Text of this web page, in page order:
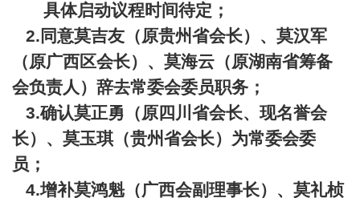
具体启动议程时间待定；
2. 同意莫吉友（原贵州省会长）、莫汉军
（原广西区会长）、莫海云（原湖南省筹备
会负责人）辞去常委会委员职务；
3.确认莫正勇（原四川省会长、现名誉会
长）、莫玉琪（贵州省会长）为常委会委
员；
4.增补莫鸿魁（广西会副理事长）、莫礼桢